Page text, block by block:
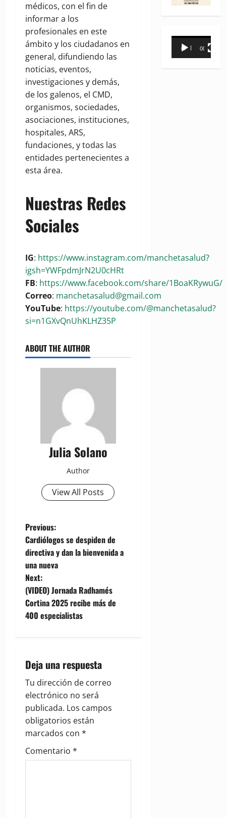
médicos, con el fin de
informar a los
profesionales en este
ámbito y los ciudadanos en
general, difundiendo las
noticias, eventos,
investigaciones y demás,
de los galenos, el CMD,
organismos, sociedades,
asociaciones, instituciones,
hospitales, ARS,
fundaciones, y todas las
entidades pertenecientes a
esta área.
Nuestras Redes
Sociales
IG: https://www.instagram.com/manchetasalud?
igsh=YWFpdmJrN2U0cHRt
FB: https://www.facebook.com/share/1BoaKRywuG/
Correo: manchetasalud@gmail.com
YouTube: https://youtube.com/@manchetasalud?
si=n1GXvQnUhKLHZ35P
ABOUT THE AUTHOR
Julia Solano
Author
View All Posts
P
o
s
t
n
v
i
g
a
t
i
Previous:
Cardiólogos se despiden de
directiva y dan la bienvenida a
una nueva
Next:
(VIDEO) Jornada Radhamés
Cortina 2025 recibe más de
400 especialistas
Deja una respuesta
Tu dirección de correo
electrónico no será
publicada. Los campos
obligatorios están
marcados con *
Comentario *
Reproductor
00:00 00:31